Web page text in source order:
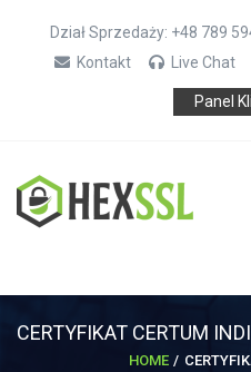
Dział Sprzedaży: +48 789
Kontakt
Live Chat
Panel
CERTYFIKAT CERTUM
HOME